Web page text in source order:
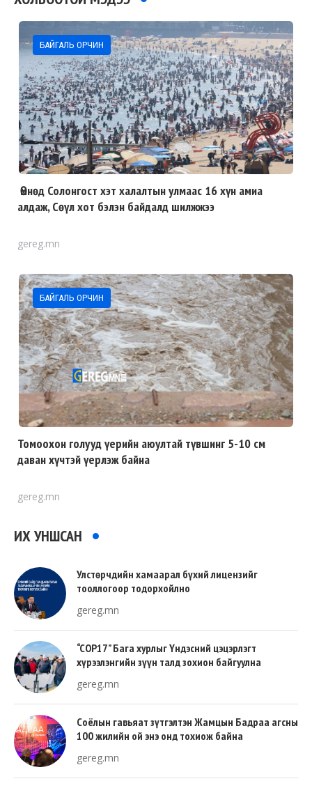
БАЙГАЛЬ ОРЧИН
Өмнөд Солонгост хэт халалтын улмаас 16 хүн амиа
алдаж, Сөүл хот бэлэн байдалд шилжжээ
gereg.mn
БАЙГАЛЬ ОРЧИН
Томоохон голууд үерийн аюултай түвшинг 5-10 см
даван хүчтэй үерлэж байна
gereg.mn
ИХ УНШСАН
Улстөрчдийн хамаарал бүхий лицензийг
тооллогоор тодорхойлно
gereg.mn
“COP17” Бага хурлыг Үндэсний цэцэрлэгт
хүрээлэнгийн зүүн талд зохион байгуулна
gereg.mn
Соёлын гавьяат зүтгэлтэн Жамцын Бадраа агсны
100 жилийн ой энэ онд тохиож байна
gereg.mn